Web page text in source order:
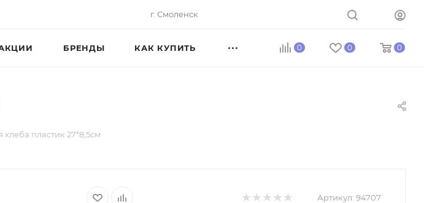
г. Смоленск
0 0 0
БРЕНДЫ КАК КУПИТЬ
хлеба пластик 27*8,5см
Артикул: 94707